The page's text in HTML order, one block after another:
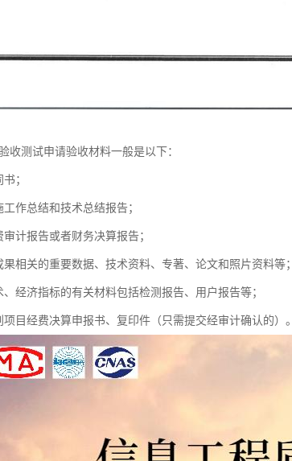
收测试申请验收材料一般是以下：
；
作总结和技术总结报告；
计报告或者财务决算报告；
果相关的重要数据、技术资料、专著、论文和照片资料等；
、经济指标的有关材料包括检测报告、用户报告等；
项目经费决算申报书、复印件（只需提交经审计确认的）。